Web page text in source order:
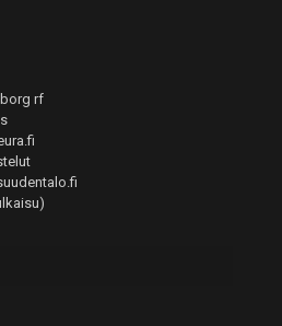
rf